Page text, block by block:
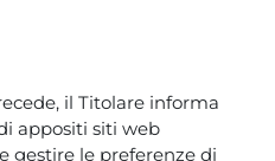
il Titolare informa
appositi siti web
gestire le preferenze di